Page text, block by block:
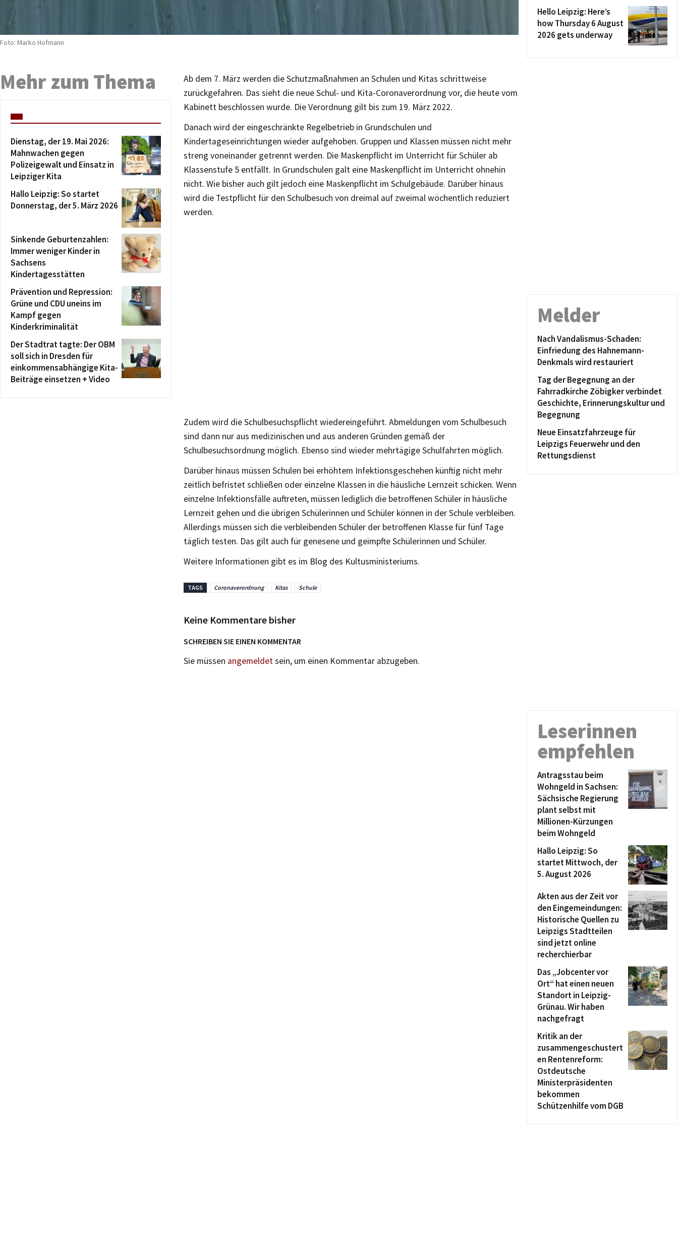
Foto: Marko Hofmann
Ab dem 7. März werden die Schutzmaßnahmen an Schulen und Kitas schrittweise
zurückgefahren. Das sieht die neue Schul- und Kita-Coronaverordnung vor, die heute vom
Kabinett beschlossen wurde. Die Verordnung gilt bis zum 19. März 2022.
Danach wird der eingeschränkte Regelbetrieb in Grundschulen und
Kindertageseinrichtungen wieder aufgehoben. Gruppen und Klassen müssen nicht mehr
streng voneinander getrennt werden. Die Maskenpflicht im Unterricht für Schüler ab
Klassenstufe 5 entfällt. In Grundschulen galt eine Maskenpflicht im Unterricht ohnehin
nicht. Wie bisher auch gilt jedoch eine Maskenpflicht im Schulgebäude. Darüber hinaus
wird die Testpflicht für den Schulbesuch von dreimal auf zweimal wöchentlich reduziert
werden.
Zudem wird die Schulbesuchspflicht wiedereingeführt. Abmeldungen vom Schulbesuch
sind dann nur aus medizinischen und aus anderen Gründen gemäß der
Schulbesuchsordnung möglich. Ebenso sind wieder mehrtägige Schulfahrten möglich.
Darüber hinaus müssen Schulen bei erhöhtem Infektionsgeschehen künftig nicht mehr
zeitlich befristet schließen oder einzelne Klassen in die häusliche Lernzeit schicken. Wenn
einzelne Infektionsfälle auftreten, müssen lediglich die betroffenen Schüler in häusliche
Lernzeit gehen und die übrigen Schülerinnen und Schüler können in der Schule verbleiben.
Allerdings müssen sich die verbleibenden Schüler der betroffenen Klasse für fünf Tage
täglich testen. Das gilt auch für genesene und geimpfte Schülerinnen und Schüler.
Weitere Informationen gibt es im Blog des Kultusministeriums.
TAGS Coronaverordnung Kitas Schule
Keine Kommentare bisher
SCHREIBEN SIE EINEN KOMMENTAR
Sie müssen angemeldetsein, um einen Kommentar abzugeben.
Mehr zum Thema
Dienstag, der 19. Mai 2026:
Mahnwachen gegen
Polizeigewalt und Einsatz in
Leipziger Kita
Hallo Leipzig: So startet
Donnerstag, der 5. März 2026
Sinkende Geburtenzahlen:
Immer weniger Kinder in
Sachsens
Kindertagesstätten
Prävention und Repression:
Grüne und CDU uneins im
Kampf gegen
Kinderkriminalität
Der Stadtrat tagte: Der OBM
soll sich in Dresden für
einkommensabhängige Kita-
Beiträge einsetzen + Video
Hello Leipzig: Here’s
how Thursday 6 August
2026 gets underway
Melder
Nach Vandalismus-Schaden:
Einfriedung des Hahnemann-
Denkmals wird restauriert
Tag der Begegnung an der
Fahrradkirche Zöbigker verbindet
Geschichte, Erinnerungskultur und
Begegnung
Neue Einsatzfahrzeuge für
Leipzigs Feuerwehr und den
Rettungsdienst
Leserinnen
empfehlen
Antragsstau beim
Wohngeld in Sachsen:
Sächsische Regierung
plant selbst mit
Millionen-Kürzungen
beim Wohngeld
Hallo Leipzig: So
startet Mittwoch, der
5. August 2026
Akten aus der Zeit vor
den Eingemeindungen:
Historische Quellen zu
Leipzigs Stadtteilen
sind jetzt online
recherchierbar
Das „Jobcenter vor
Ort“ hat einen neuen
Standort in Leipzig-
Grünau. Wir haben
nachgefragt
Kritik an der
zusammengeschustert
en Rentenreform:
Ostdeutsche
Ministerpräsidenten
bekommen
Schützenhilfe vom DGB